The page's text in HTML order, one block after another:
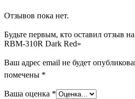
Отзывов пока нет.
Будьте первым, кто оставил отзыв
RBM-310R Dark Red»
Ваш адрес email не будет
помечены *
Ваша оценка *